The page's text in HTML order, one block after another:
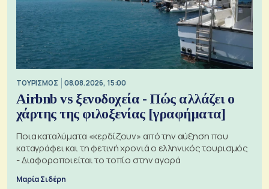
ΤΟΥΡΙΣΜΟΣ 08.08.2026, 15:00
Airbnb vs ξενοδοχεία - Πώς αλλάζει ο
χάρτης της φιλοξενίας [γραφήματα]
Ποια καταλύματα «κερδίζουν» από την αύξηση που
καταγράφει και τη φετινή χρονιά ο ελληνικός τουρισμός
- Διαφοροποιείται το τοπίο στην αγορά
Μαρία Σιδέρη